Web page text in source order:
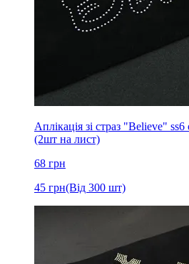
Аплікація зі страз "Believe"
(2шт на лист)
68 грн
45 грн(Від 300 шт)